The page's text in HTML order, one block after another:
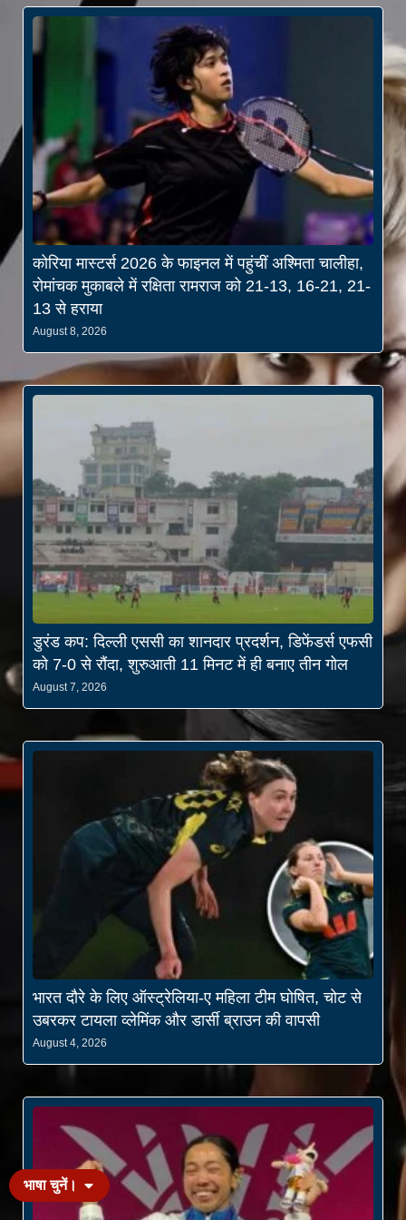
कोरिया मास्टर्स 2026 के फाइनल में पहुंचीं अश्मिता चालीहा,
रोमांचक मुकाबले में रक्षिता रामराज को 21-13, 16-21, 21-
13 से हराया
August 8, 2026
डुरंड कप: दिल्ली एससी का शानदार प्रदर्शन, डिफेंडर्स एफसी
को 7-0 से रौंदा, शुरुआती 11 मिनट में ही बनाए तीन गोल
August 7, 2026
भारत दौरे के लिए ऑस्ट्रेलिया-ए महिला टीम घोषित, चोट से
उबरकर टायला व्लेमिंक और डार्सी ब्राउन की वापसी
August 4, 2026
भाषा चुनें।